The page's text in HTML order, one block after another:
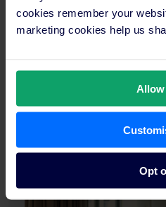
cookies remember your
marketing cookies help us
Opt